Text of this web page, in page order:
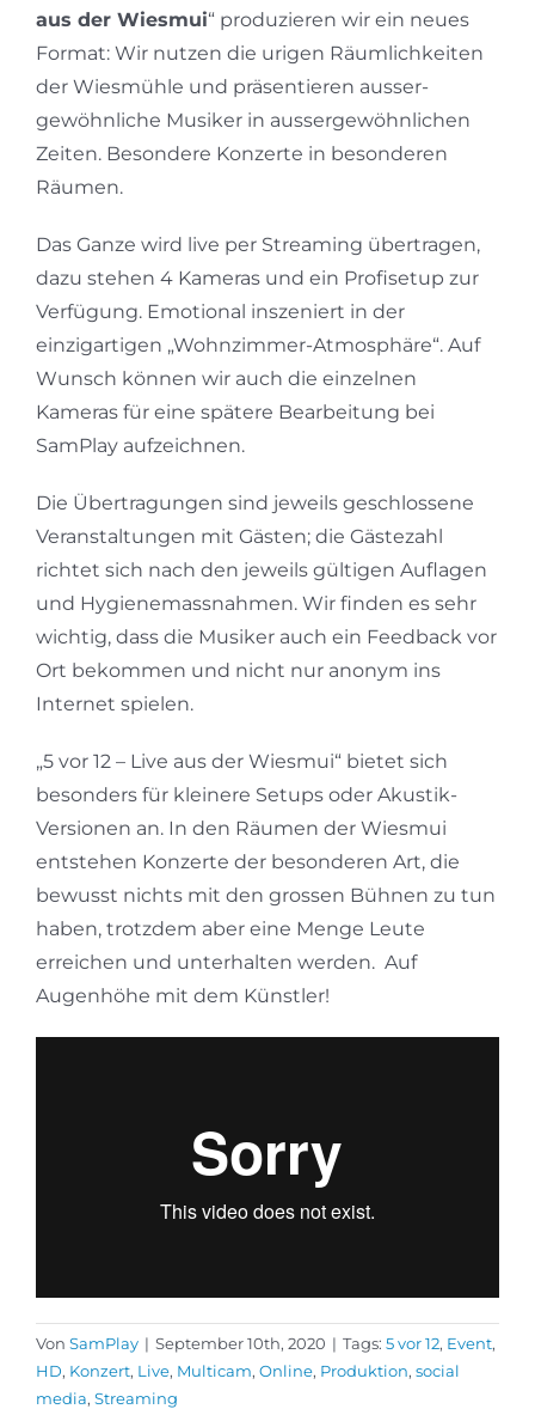
aus der Wiesmui“ produzieren wir ein neues
Format: Wir nutzen die urigen Räumlichkeiten
der Wiesmühle und präsentieren ausser-
gewöhnliche Musiker in aussergewöhnlichen
Zeiten. Besondere Konzerte in besonderen
Räumen.
Das Ganze wird live per Streaming übertragen,
dazu stehen 4 Kameras und ein Profisetup zur
Verfügung. Emotional inszeniert in der
einzigartigen „Wohnzimmer-Atmosphäre“. Auf
Wunsch können wir auch die einzelnen
Kameras für eine spätere Bearbeitung bei
SamPlay aufzeichnen.
Die Übertragungen sind jeweils geschlossene
Veranstaltungen mit Gästen; die Gästezahl
richtet sich nach den jeweils gültigen Auflagen
und Hygienemassnahmen. Wir finden es sehr
wichtig, dass die Musiker auch ein Feedback vor
Ort bekommen und nicht nur anonym ins
Internet spielen.
„5 vor 12 – Live aus der Wiesmui“ bietet sich
besonders für kleinere Setups oder Akustik-
Versionen an. In den Räumen der Wiesmui
entstehen Konzerte der besonderen Art, die
bewusst nichts mit den grossen Bühnen zu tun
haben, trotzdem aber eine Menge Leute
erreichen und unterhalten werden. Auf
Augenhöhe mit dem Künstler!
Von SamPlay | September 10th, 2020 | Tags: 5 vor 12, Event,
HD, Konzert, Live, Multicam, Online, Produktion, social
media, Streaming